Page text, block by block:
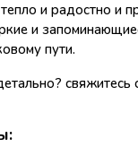
и радостно и
и
пути.
свяжитесь